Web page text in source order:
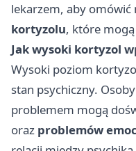
lekarzem, aby omówić
kortyzolu, które
Jak wysoki kortyzol
Wysoki poziom
stan psychiczny.
problemem mogą
oraz problemów